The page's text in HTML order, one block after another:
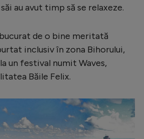
fotbalului
au avut timp să se relaxeze.
de o bine meritată
inclusiv în zona Bihorului,
un festival numit Waves,
Băile Felix.